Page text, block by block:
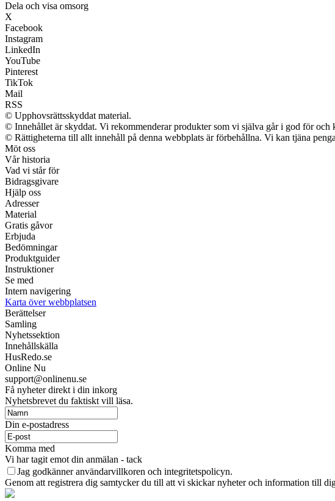
Dela och visa omsorg
X
Facebook
Instagram
LinkedIn
YouTube
Pinterest
TikTok
Mail
RSS
© Upphovsrättsskyddat material.
© Innehållet är skyddat. Vi rekommenderar produkter som vi själva går i god för och
© Rättigheterna till allt innehåll på denna webbplats är förbehållna. Vi kan tjäna
Möt oss
Vår historia
Vad vi står för
Bidragsgivare
Hjälp oss
Adresser
Material
Gratis gåvor
Erbjuda
Bedömningar
Produktguider
Instruktioner
Se med
Intern navigering
Karta över webbplatsen
Berättelser
Samling
Nyhetssektion
Innehållskälla
HusRedo.se
Online Nu
support@onlinenu.se
Få nyheter direkt i din inkorg
Nyhetsbrevet du faktiskt vill läsa.
Din e-postadress
Komma med
Vi har tagit emot din anmälan - tack
Jag godkänner användarvillkoren och integritetspolicyn.
Genom att registrera dig samtycker du till att vi skickar nyheter och information till